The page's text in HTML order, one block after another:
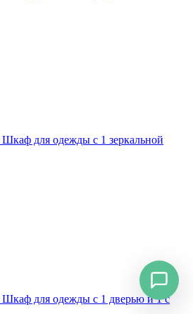
для одежды с 1 зеркальной
для одежды с 1 дверью и 1 с